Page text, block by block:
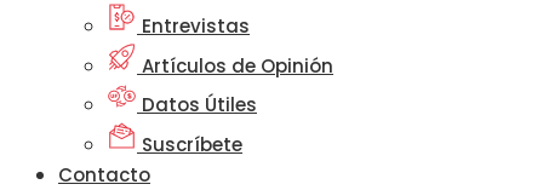
Entrevistas
Artículos de Opinión
Datos Útiles
Suscríbete
Contacto